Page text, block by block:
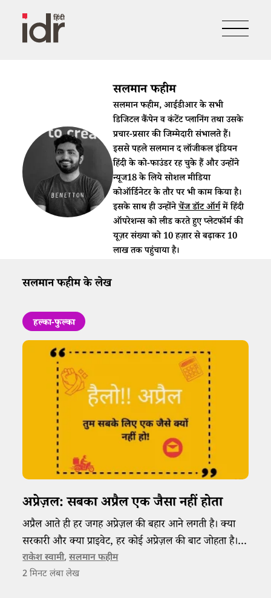
सलमान फहीम
सलमान फहीम, आईडीआर के सभी
डिजिटल कैंपेन व कंटेंट प्लानिंग तथा उसके
प्रचार-प्रसार की जिम्मेदारी संभालते हैं।
इससे पहले सलमान द लॉजीकल इंडियन
हिंदी के को-फाउंडर रह चुके हैं और उन्होंने
न्यूज18 के लिये सोशल मीडिया
कोऑर्डिनेटर के तौर पर भी काम किया है।
इसके साथ ही उन्होंनेचेंज डॉट ऑर्गमें हिंदी
ऑपरेशन्स को लीड करते हुए प्लेटफॉर्म की
यूज़र संख्या को 10 हज़ार से बढ़ाकर 10
लाख तक पहुंचाया है।
सलमान फहीम के लेख
हल्का-फुल्का
अप्रेज़ल: सबका अप्रैल एक जैसा नहीं होता
अप्रैल आते ही हर जगह अप्रेज़ल की बहार आने लगती है। क्या
सरकारी और क्या प्राइवेट, हर कोई अप्रेज़ल की बाट जोहता है।
लेकिन यह महीना सबके लिए अलग-अलग गुल खिलाता है!
राकेश स्वामी,सलमान फहीम
2 मिनट लंबा लेख